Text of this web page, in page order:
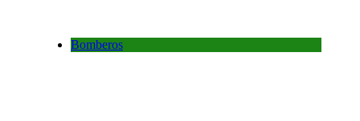
Bomberos